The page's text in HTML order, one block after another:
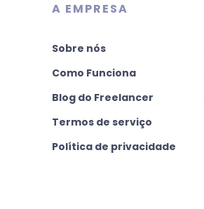
A EMPRESA
Sobre nós
Como Funciona
Blog do Freelancer
Termos de serviço
Política de privacidade